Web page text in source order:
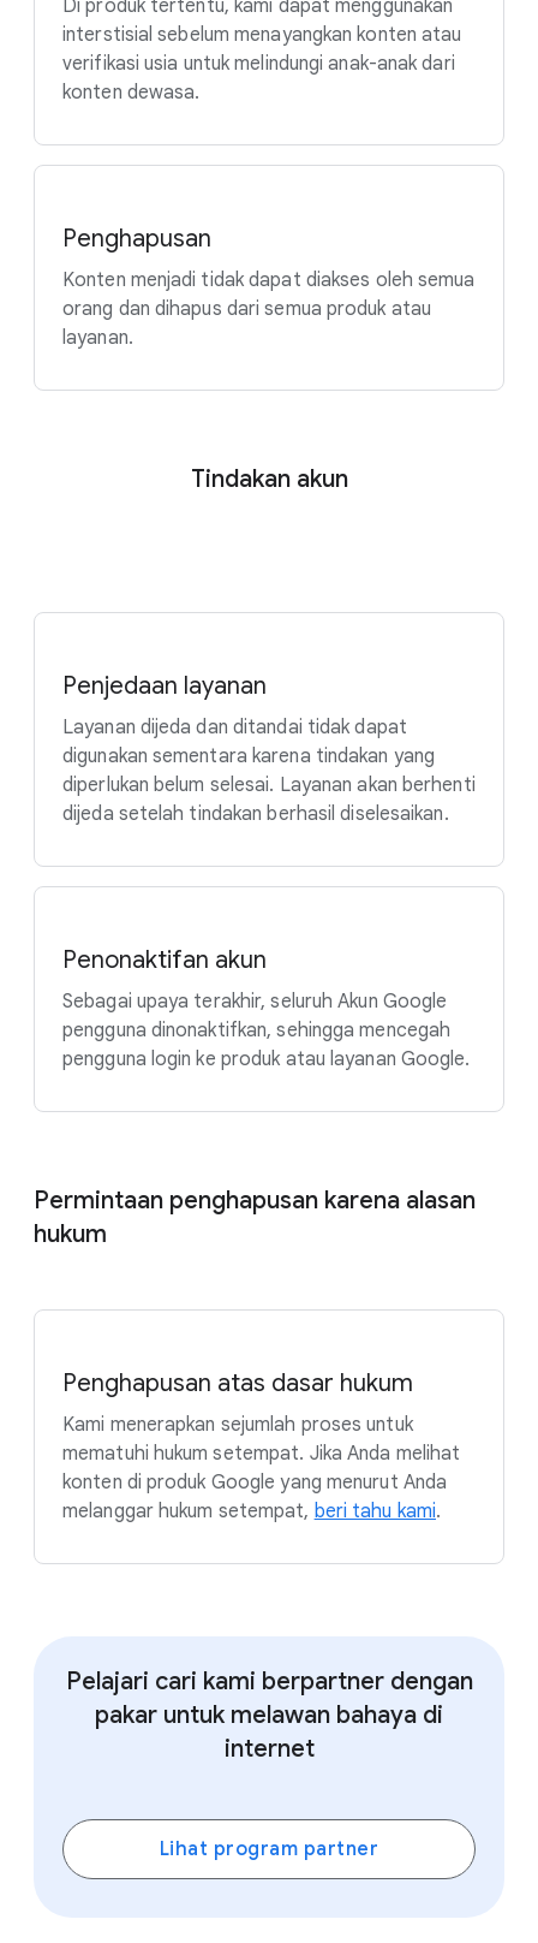
Di produk tertentu, kami dapat menggunakan
interstisial sebelum menayangkan konten atau
verifikasi usia untuk melindungi anak-anak dari
konten dewasa.
Penghapusan
Konten menjadi tidak dapat diakses oleh semua
orang dan dihapus dari semua produk atau
layanan.
Tindakan akun
Penjedaan layanan
Layanan dijeda dan ditandai tidak dapat
digunakan sementara karena tindakan yang
diperlukan belum selesai. Layanan akan berhenti
dijeda setelah tindakan berhasil diselesaikan.
Penonaktifan akun
Sebagai upaya terakhir, seluruh Akun Google
pengguna dinonaktifkan, sehingga mencegah
pengguna login ke produk atau layanan Google.
Permintaan penghapusan karena alasan
hukum
Penghapusan atas dasar hukum
Kami menerapkan sejumlah proses untuk
mematuhi hukum setempat. Jika Anda melihat
konten di produk Google yang menurut Anda
melanggar hukum setempat, beri tahu kami.
Pelajari cari kami berpartner dengan
pakar untuk melawan bahaya di
internet
Lihat program partner